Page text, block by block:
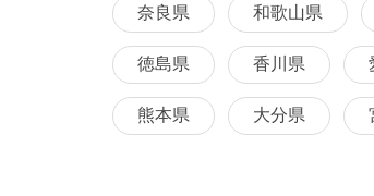
奈良県 和歌山県
徳島県 香川県
熊本県 大分県